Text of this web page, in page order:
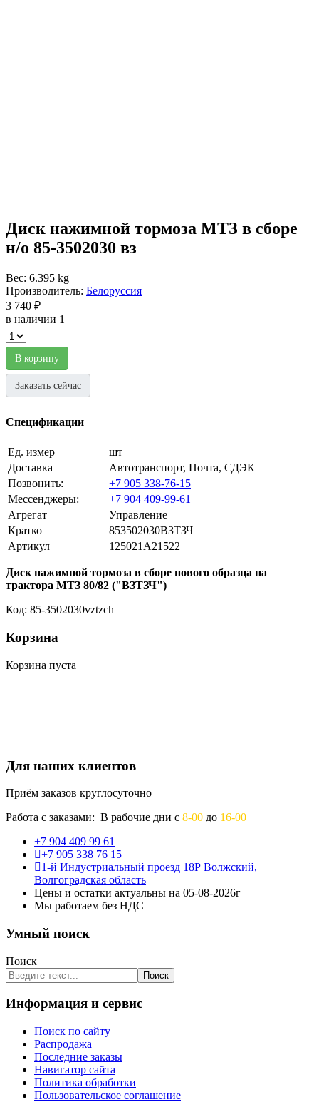
Диск нажимной тормоза МТЗ в сборе
н/о 85-3502030 вз
Вес: 6.395 kg
Производитель: Белоруссия
3 740 ₽
в наличии 1
В корзину
Заказать сейчас
Спецификации
Ед. измер
шт
Доставка
Автотранспорт, Почта, СДЭК
Позвонить:
+7 905 338-76-15
Мессенджеры:
+7 904 409-99-61
Агрегат
Управление
Кратко
853502030ВЗТЗЧ
Артикул
125021A21522
Диск нажимной тормоза в сборе нового образца на
трактора МТЗ 80/82 ("ВЗТЗЧ")
Код: 85-3502030vztzch
Корзина
Корзина пуста
Для наших клиентов
Приём заказов круглосуточно
Работа с заказами: В рабочие дни с 8-00 до 16-00
+7 904 409 99 61
+7 905 338 76 15
1-й Индустриальный проезд 18Р Волжский,
Волгоградская область
Цены и остатки актуальны на 05-08-2026г
Мы работаем без НДС
Умный поиск
Поиск
Поиск
Информация и сервис
Поиск по сайту
Распродажа
Последние заказы
Навигатор сайта
Политика обработки
Пользовательское соглашение